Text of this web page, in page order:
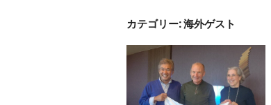
カテゴリー:海外ゲスト